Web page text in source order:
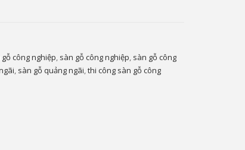
công nghiệp, sàn gỗ công nghiệp, sàn gỗ công
, sàn gỗ quảng ngãi,thi công sàn gỗ công